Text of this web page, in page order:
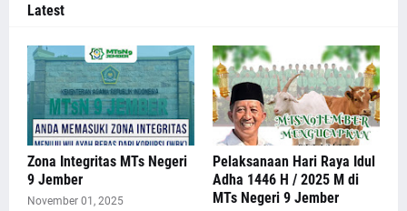
Latest
Zona Integritas MTs Negeri
9 Jember
November 01, 2025
Pelaksanaan Hari Raya Idul
Adha 1446 H / 2025 M di
MTs Negeri 9 Jember